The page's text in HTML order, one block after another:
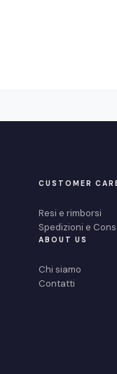
CUSTOMER
Resi e rimborsi
Spedizioni e
ABOUT US
Chi siamo
Contatti